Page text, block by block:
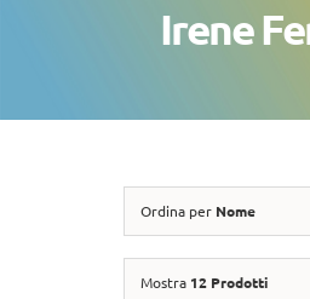
Irene
Ordina per Nome
Mostra 12 Prodotti